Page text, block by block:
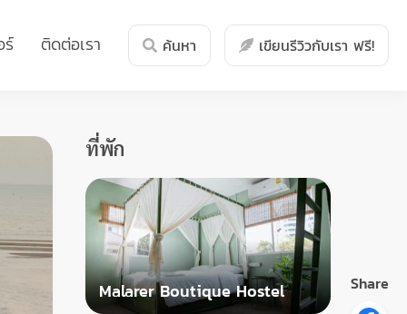
ร์ ติดต่อเรา ค้นหา เขียนรีวิวกับเรา ฟรี!
Share
ที่พัก
Malarer Boutique Hostel